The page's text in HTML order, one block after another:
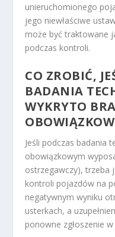
unieruchomionego
jego niewłaściwe
może być traktowane
podczas kontroli.
CO ZROBIĆ,
BADANIA
WYKRYTO
Jeśli podczas badania
obowiązkowym
ostrzegawczy), trzeba
kontroli pojazdów na
negatywnym wyniku
usterkach, a
ponowne zgłoszenie